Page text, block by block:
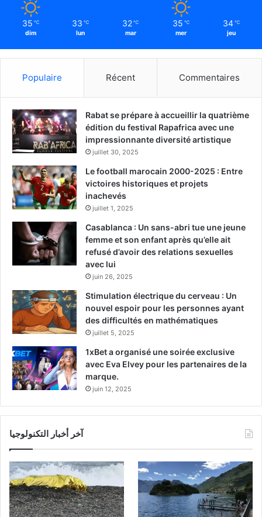
35 ℃
dim
33 ℃
lun
32 ℃
mar
35 ℃
mer
34 ℃
jeu
Populaire Récent Commentaires
Rabat se prépare à accueillir la quatrième
édition du festival Rapafrica avec une
impressionnante diversité artistique
juillet 30, 2025
Le football marocain 2000-2025 : Entre
victoires historiques et projets
inachevés
juillet 1, 2025
Casablanca : Un sans-abri tue une jeune
femme et son enfant après qu’elle ait
refusé d’avoir des relations sexuelles
avec lui
juin 26, 2025
Stimulation électrique du cerveau : Un
nouvel espoir pour les personnes ayant
des difficultés en mathématiques
juillet 5, 2025
1xBet a organisé une soirée exclusive
avec Eva Elvey pour les partenaires de la
marque.
juin 12, 2025
آخر أخبار التكنولوجيا